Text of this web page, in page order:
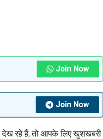
Join Now
Join Now
देख रहे हैं, तो आपके लिए खुशखबरी